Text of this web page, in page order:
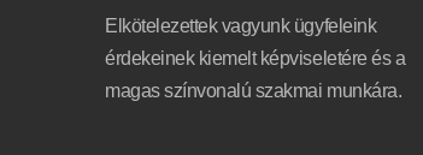
Elkötelezettek vagyunk ügyfeleink
érdekeinek kiemelt képviseletére és a
magas színvonalú szakmai munkára.